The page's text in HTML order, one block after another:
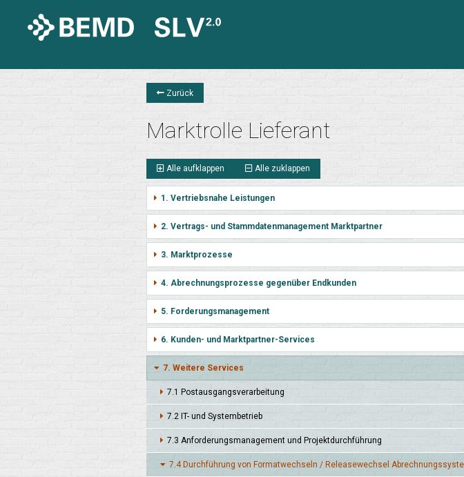
Zurück
Marktrolle Lieferant
Alle aufklappen Alle zuklappen
1. Vertriebsnahe Leistungen
2. Vertrags- und Stammdatenmanagement Marktpartner
3. Marktprozesse
4. Abrechnungsprozesse gegenüber Endkunden
5. Forderungsmanagement
6. Kunden- und Marktpartner-Services
7. Weitere Services
7.1 Post­ausgangs­verarbei­tung
7.2 IT- und System­betrieb
7.3 Anforde­rungs­manage­ment und Projekt­durch­führung
7.4 Durch­führung von Format­wechseln / Release­wechsel